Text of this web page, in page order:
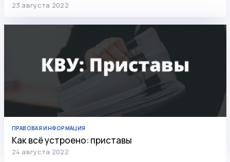
23 августа 2022
ПРАВОВАЯ ИНФОРМАЦИЯ
Как всё устроено: приставы
24 августа 2022